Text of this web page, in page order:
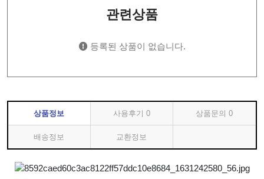
관련상품
등록된 상품이 없습니다.
상품정보 사용후기 0 상품문의0
배송정보 교환정보